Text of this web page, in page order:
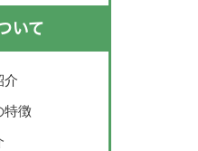
いて
介
特徴